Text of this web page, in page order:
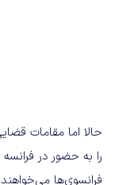
حالا اما مقامات
را به حضور در
فرانسوی‌ها